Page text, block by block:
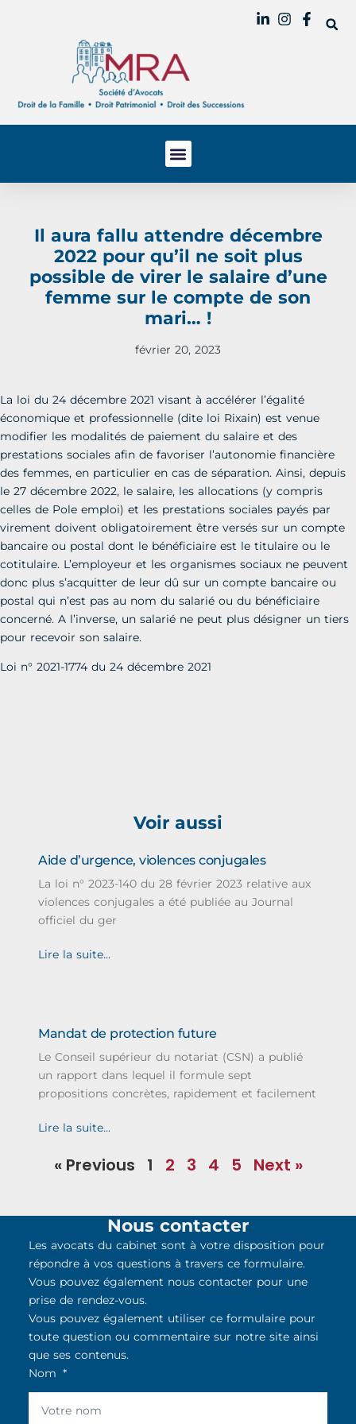
Il aura fallu attendre décembre
2022 pour qu’il ne soit plus
possible de virer le salaire d’une
femme sur le compte de son
mari… !
février 20, 2023
La loi du 24 décembre 2021 visant à accélérer l’égalité
économique et professionnelle (dite loi Rixain) est venue
modifier les modalités de paiement du salaire et des
prestations sociales afin de favoriser l’autonomie financière
des femmes, en particulier en cas de séparation. Ainsi, depuis
le 27 décembre 2022, le salaire, les allocations (y compris
celles de Pole emploi) et les prestations sociales payés par
virement doivent obligatoirement être versés sur un compte
bancaire ou postal dont le bénéficiaire est le titulaire ou le
cotitulaire. L’employeur et les organismes sociaux ne peuvent
donc plus s’acquitter de leur dû sur un compte bancaire ou
postal qui n’est pas au nom du salarié ou du bénéficiaire
concerné. A l’inverse, un salarié ne peut plus désigner un tiers
pour recevoir son salaire.
Loi n° 2021-1774 du 24 décembre 2021
Voir aussi
Aide d’urgence, violences conjugales
La loi n° 2023-140 du 28 février 2023 relative aux
violences conjugales a été publiée au Journal
officiel du ger
Lire la suite...
Mandat de protection future
Le Conseil supérieur du notariat (CSN) a publié
un rapport dans lequel il formule sept
propositions concrètes, rapidement et facilement
Lire la suite...
« Previous 1 2 3 4 5 Next »
Nous contacter
Les avocats du cabinet sont à votre disposition pour
répondre à vos questions à travers ce formulaire.
Vous pouvez également nous contacter pour une
prise de rendez-vous.
Vous pouvez également utiliser ce formulaire pour
toute question ou commentaire sur notre site ainsi
que ses contenus.
Nom